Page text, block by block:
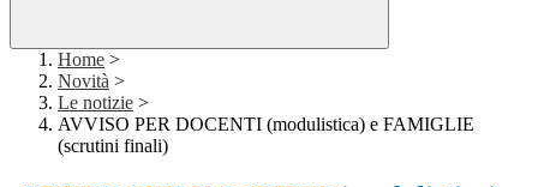
Home >
Novità >
Le notizie >
AVVISO PER DOCENTI (modulistica) e FAMIGLIE
(scrutini finali)